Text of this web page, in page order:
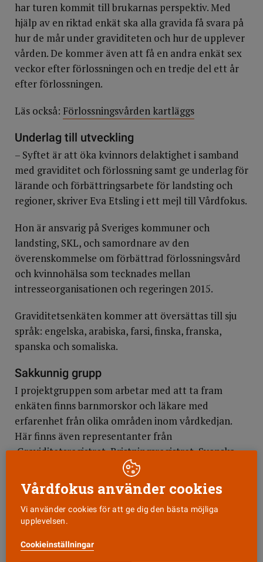
har turen kommit till brukarnas perspektiv. Med
hjälp av en riktad enkät ska alla gravida få svara på
hur de mår under graviditeten och hur de upplever
vården. De kommer även att få en andra enkät sex
veckor efter förlossningen och en tredje del ett år
efter förlossningen.
Läs också: Förlossningsvården kartläggs
Underlag till utveckling
– Syftet är att öka kvinnors delaktighet i samband
med graviditet och förlossning samt ge underlag för
lärande och förbättringsarbete för landsting och
regioner, skriver Eva Etsling i ett mejl till Vårdfokus.
Hon är ansvarig på Sveriges kommuner och
landsting, SKL, och samordnare av den
överenskommelse om förbättrad förlossningsvård
och kvinnohälsa som tecknades mellan
intresseorganisationen och regeringen 2015.
Graviditetsenkäten kommer att översättas till sju
språk: engelska, arabiska, farsi, finska, franska,
spanska och somaliska.
Sakkunnig grupp
I projektgruppen som arbetar med att ta fram
enkäten finns barnmorskor och läkare med
erfarenhet från olika områden inom vårdkedjan.
Här finns även representanter från
Graviditetsregistret, Bristningsregistret, Svenska
Barnmorskeförbundet, Svenska förening för
obstetrik och gynekologi, SFOG och Nationell
patientenkät.
Enligt Eva Estling är enkätfrågorna snart klara. En
sista feedback ska inhämtas från kvinnor som
nyligen fått barn samt från vårdpersonal inom
Vårdfokus använder cookies
Vi använder cookies för att ge dig den bästa möjliga
upplevelsen.
Cookieinställningar